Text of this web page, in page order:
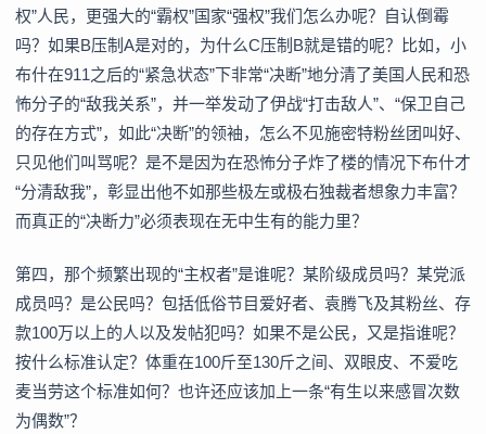
权”人民，更强大的“霸权”国家“强权”我们怎么办呢？自认倒霉
吗？如果B压制A是对的，为什么C压制B就是错的呢？比如，小
布什在911之后的“紧急状态”下非常“决断”地分清了美国人民和恐
怖分子的“敌我关系”，并一举发动了伊战“打击敌人”、“保卫自己
的存在方式”，如此“决断”的领袖，怎么不见施密特粉丝团叫好、
只见他们叫骂呢？是不是因为在恐怖分子炸了楼的情况下布什才
“分清敌我”，彰显出他不如那些极左或极右独裁者想象力丰富？
而真正的“决断力”必须表现在无中生有的能力里？
第四，那个频繁出现的“主权者”是谁呢？某阶级成员吗？某党派
成员吗？是公民吗？包括低俗节目爱好者、袁腾飞及其粉丝、存
款100万以上的人以及发帖犯吗？如果不是公民，又是指谁呢？
按什么标准认定？体重在100斤至130斤之间、双眼皮、不爱吃
麦当劳这个标准如何？也许还应该加上一条“有生以来感冒次数
为偶数”？